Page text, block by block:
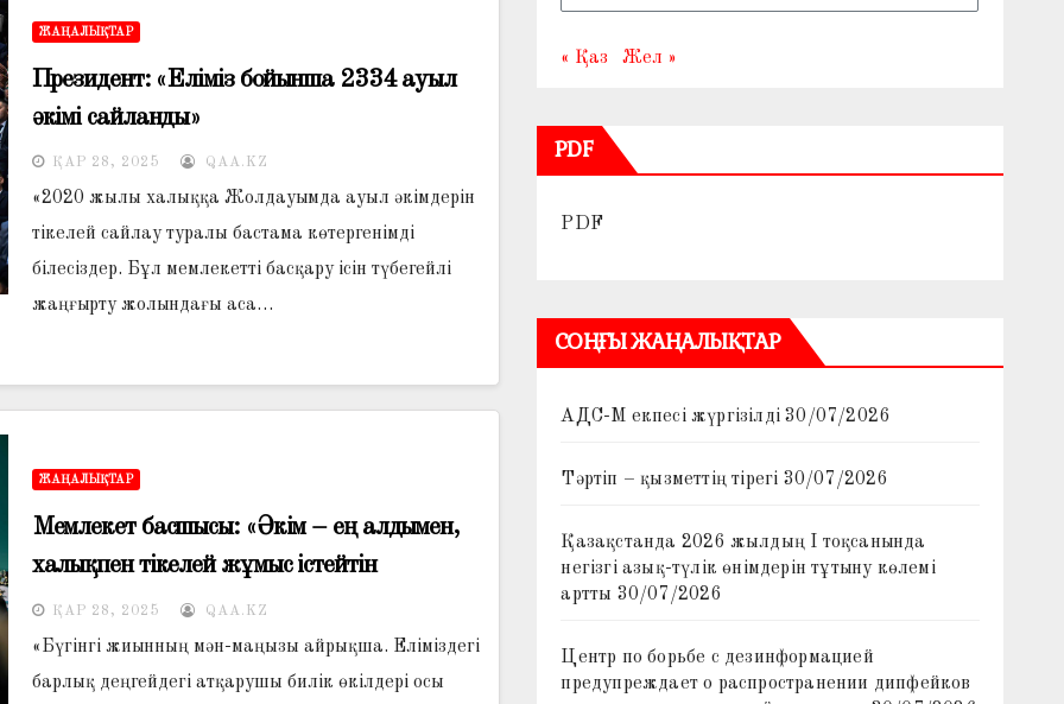
ЖАҢАЛЫҚТАР
️Президент: «Еліміз бойынша 2334 ауыл
әкімі сайланды»
ҚАР 28, 2025 QAA.KZ
«2020 жылы халыққа Жолдауымда ауыл әкімдерін
тікелей сайлау туралы бастама көтергенімді
білесіздер. Бұл мемлекетті басқару ісін түбегейлі
жаңғырту жолындағы аса…
ЖАҢАЛЫҚТАР
Мемлекет басшысы: «Әкім – ең алдымен,
халықпен тікелей жұмыс істейтін
мемлекеттік қызметші»
ҚАР 28, 2025 QAA.KZ
«Бүгінгі жиынның мән-маңызы айрықша. Еліміздегі
барлық деңгейдегі атқарушы билік өкілдері осы
« Қаз Жел »
PDF
PDF
СОҢҒЫ ЖАҢАЛЫҚТАР
АДС-М екпесі жүргізілді 30/07/2026
Тәртіп – қызметтің тірегі 30/07/2026
Қазақстанда 2026 жылдың I тоқсанында
негізгі азық-түлік өнімдерін тұтыну көлемі
артты 30/07/2026
Центр по борьбе с дезинформацией
предупреждает о распространении дипфейков